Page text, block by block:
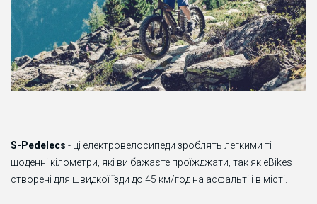
S-Pedelecs - ці електровелосипеди зроблять легкими ті
щоденні кілометри, які ви бажаєте проїжджати, так як eBikes
створені для швидкої їзди до 45 км/год на асфальті і в місті.